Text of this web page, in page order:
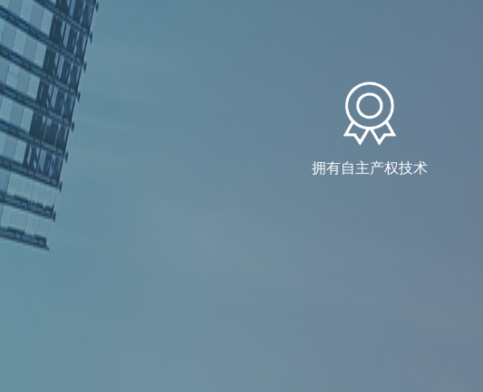
拥有自主产权技术